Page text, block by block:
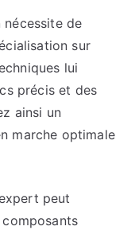
nécessite de
sur
lui
précis et des
ainsi un
marche optimale
peut